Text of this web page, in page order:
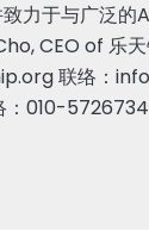
力于与广泛的
CEO of 乐
联络：
010-